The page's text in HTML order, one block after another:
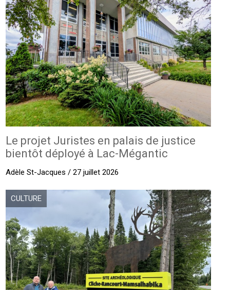
Le projet Juristes en palais de justice
bientôt déployé à Lac-Mégantic
Adèle St-Jacques / 27 juillet 2026
CULTURE